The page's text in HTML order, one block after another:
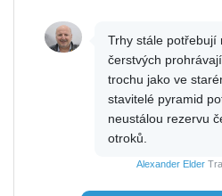
Trhy stále potřebují
čerstvých
trochu jako ve
stavitelé pyramid
neustálou rezervu
otroků.
Alexander Elder